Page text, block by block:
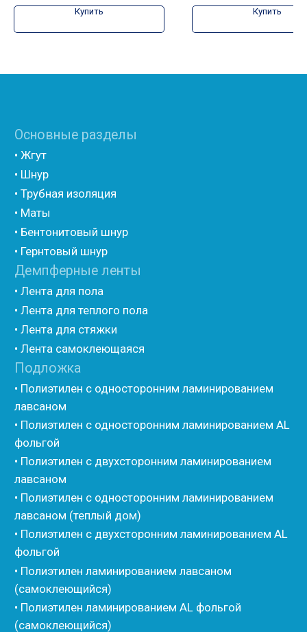
Купить Купить
(самоклеющийся)
• Вспененный полиэтилен рулонный НПЭ
• Мастика для швов
• Korall
• Ecoroom
• Oppa
Другие товары
• Гермит
• Пороизол
• Ру-флекс
• Энергофлекс
• K-flex
• Вспененный каучук
• Вспененные EPDM уплотнители
• Изоком Шнур
• Изоком Жгут
• Стенофлекс Шнур
• Стенофлекс Жгут
• Подложка Пенолин НПЭ
• Подложка Мосфол НПЭ
• Шнур Изонел
• Жгут Тилит
• Шнур Тилит
• Гернитовый шнур
• Бентонитовый шнур
• Стенофлекс для труб
• Мат из вспененного полиэтилена Тепофол
• Трубная изоляция из вспененного полиэтилена
• Трубная изоляция из вспененного полиэтилена
Порилекс
• Трубная изоляция из вспененного полиэтилена
• Шнур базальтовый теплоизоляционный
• Компенсационный мат вспененного полиэтилена
• Утеплитель для труб из вспененного полиэтилена